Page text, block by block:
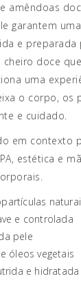
amêndoas
garantem
e preparada
cheiro doce
uma
o corpo, os
e cuidado.
em contexto
estética e
e controlada
pele
óleos vegetais
e hidratada